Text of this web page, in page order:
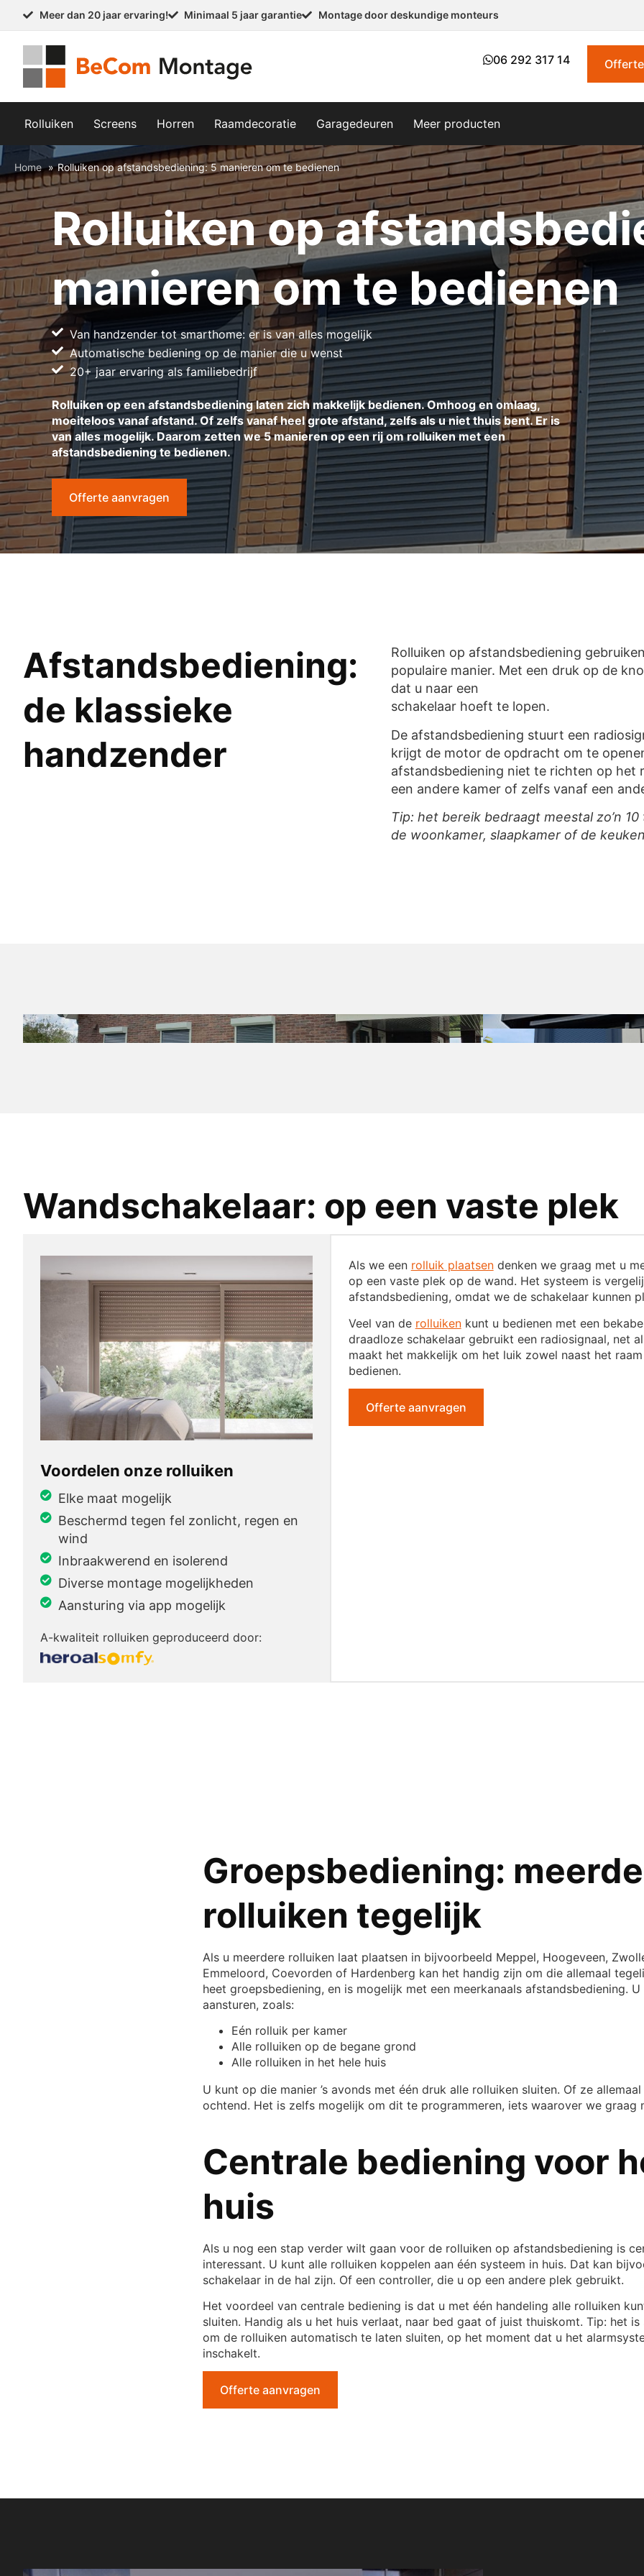
Meer dan 20 jaar ervaring! Minimaal 5 jaar garantie Montage door deskundige monteurs​
06 292 317 14
Rolluiken Screens Horren Raamdecoratie Garagedeuren Meer producten
Home Rolluiken op afstandsbediening: 5 manieren om te bedienen
Rolluiken op
manieren om te bedienen
Van handzender tot smarthome: er is van alles mogelijk
Automatische bediening op de manier die u wenst
20+ jaar ervaring als familiebedrijf
Rolluiken op een afstandsbediening laten zich makkelijk bedienen. Omhoog en omlaag,
moeiteloos vanaf afstand. Of zelfs vanaf heel grote afstand, zelfs als u niet thuis bent. Er is
van alles mogelijk. Daarom zetten we 5 manieren op een rij om rolluiken met een
afstandsbediening te bedienen.
Offerte aanvragen
Afstandsbediening:
de klassieke
handzender
Rolluiken op afstandsbediening
populaire manier. Met een druk op de
dat u naar een
schakelaar hoeft te lopen.
De afstandsbediening stuurt een
krijgt de motor de opdracht om te
afstandsbediening niet te richten op het
een andere kamer of zelfs vanaf een
Tip: het bereik bedraagt meestal zo’n
de woonkamer, slaapkamer of de
Wandschakelaar: op een vaste plek
Voordelen onze rolluiken
Elke maat mogelijk
Beschermd tegen fel zonlicht, regen en
wind
Inbraakwerend en isolerend
Diverse montage mogelijkheden
Aansturing via app mogelijk
A-kwaliteit rolluiken geproduceerd door:
Als we een rolluik plaatsendenken we graag met u
op een vaste plek op de wand. Het systeem is
afstandsbediening, omdat we de schakelaar kunnen
Veel van de rolluikenkunt u bedienen met een
draadloze schakelaar gebruikt een radiosignaal, net
maakt het makkelijk om het luik zowel naast het
bedienen.
Offerte aanvragen
Groepsbediening:
rolluiken tegelijk
Als u meerdere rolluiken laat plaatsen in bijvoorbeeld Meppel, Hoogeveen,
Emmeloord, Coevorden of Hardenberg kan het handig zijn om die allemaal
heet groepsbediening, en is mogelijk met een meerkanaals afstandsbediening.
aansturen, zoals:
Eén rolluik per kamer
Alle rolluiken op de begane grond
Alle rolluiken in het hele huis
U kunt op die manier ’s avonds met één druk alle rolluiken sluiten. Of ze
ochtend. Het is zelfs mogelijk om dit te programmeren, iets waarover we graag
Centrale bediening voor
huis
Als u nog een stap verder wilt gaan voor de rolluiken op afstandsbediening is
interessant. U kunt alle rolluiken koppelen aan één systeem in huis. Dat kan
schakelaar in de hal zijn. Of een controller, die u op een andere plek gebruikt.
Het voordeel van centrale bediening is dat u met één handeling alle rolluiken
sluiten. Handig als u het huis verlaat, naar bed gaat of juist thuiskomt. Tip: het
om de rolluiken automatisch te laten sluiten, op het moment dat u het
inschakelt.
Offerte aanvragen